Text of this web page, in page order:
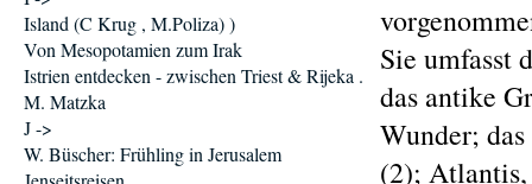
Sie umfasst
das antike
Wunder;
(2);
Island (C Krug , M.Poliza) )
Von Mesopotamien zum Irak
Istrien entdecken - zwischen Triest & Rijeka .
M. Matzka
J ->
W. Büscher: Frühling in Jerusalem